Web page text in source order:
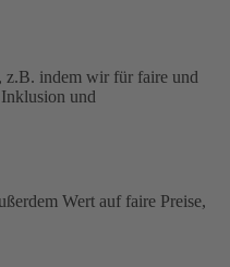
z.B. indem wir für faire und
und
Wert auf faire Preise,